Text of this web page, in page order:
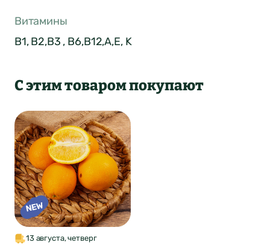
Витамины
В1, В2,B3 , В6,B12,A,E, K
С этим товаром покупают
13 августа, четверг
Сообщение
Отправить
Понятно